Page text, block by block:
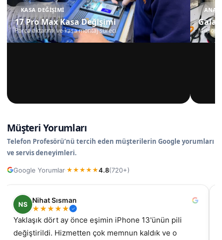
KASA DEĞIŞIMI
17 Pro Max Kasa Değişimi
Parça aktarımı ve kasa montaj süreci
Müşteri Yorumları
Telefon Profesörü’nü tercih eden müşterilerin Google yorumları
ve servis deneyimleri.
Google Yorumlar·★ ★ ★ ★ ★4.8(720+)
N
Nilüfer
★★★★★
samsung galaxy A55 ekran değişimi için geldim, iyi ki
gelmiştim daha önce başka yerde yaptırmıştım